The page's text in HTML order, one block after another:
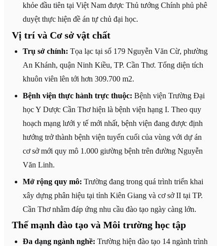
khỏe đầu tiên tại Việt Nam được Thủ tướng Chính phủ phê
duyệt thực hiện đề án tự chủ đại học.
Vị trí và Cơ sở vật chất
Trụ sở chính: Tọa lạc tại số 179 Nguyễn Văn Cừ, phường
An Khánh, quận Ninh Kiều, TP. Cần Thơ. Tổng diện tích
khuôn viên lên tới hơn 309.700 m2.
Bệnh viện thực hành trực thuộc: Bệnh viện Trường Đại
học Y Dược Cần Thơ hiện là bệnh viện hạng I. Theo quy
hoạch mạng lưới y tế mới nhất, bệnh viện đang được định
hướng trở thành bệnh viện tuyến cuối của vùng với dự án
cơ sở mới quy mô 1.000 giường bệnh trên đường Nguyễn
Văn Linh.
Mở rộng quy mô: Trường đang trong quá trình triển khai
xây dựng phân hiệu tại tỉnh Kiên Giang và cơ sở II tại TP.
Cần Thơ nhằm đáp ứng nhu cầu đào tạo ngày càng lớn.
Thế mạnh đào tạo và Môi trường học tập
Đa dạng ngành nghề: Trường hiện đào tạo 14 ngành trình